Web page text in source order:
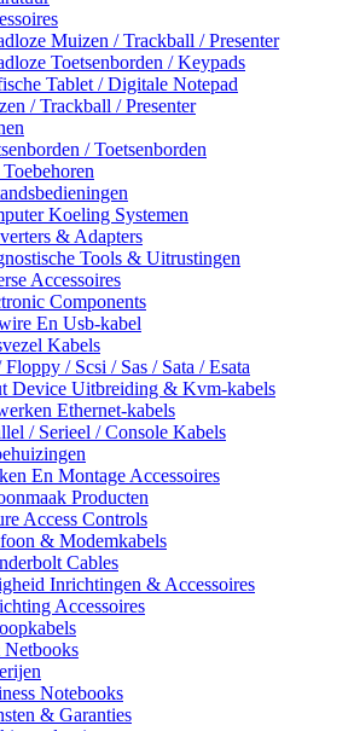
Muizen / Trackball / Presenter
Toetsenborden / Keypads
Tablet / Digitale Notepad
/ Trackball / Presenter
/ Toetsenborden
Koeling Systemen
& Adapters
Tools & Uitrustingen
Accessoires
Components
En Usb-kabel
Kabels
Floppy / Scsi / Sas / Sata / Esata
Device Uitbreiding & Kvm-kabels
Ethernet-kabels
/ Serieel / Console Kabels
En Montage Accessoires
Producten
Access Controls
& Modemkabels
Cables
Inrichtingen & Accessoires
Accessoires
Notebooks
& Garanties